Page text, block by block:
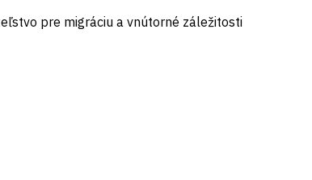
pre migráciu a vnútorné záležitosti